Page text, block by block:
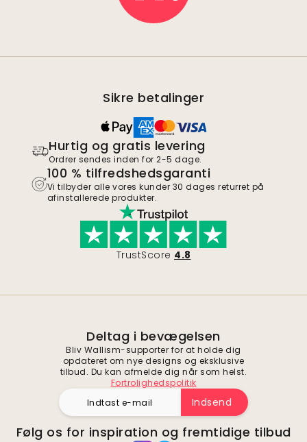
Sikre betalinger
Hurtig og gratis levering
Ordrer sendes inden for 2-5 dage.
100 % tilfredshedsgaranti
Vi tilbyder alle vores kunder 30 dages returret på
afinstallerede produkter.
TrustScore 4.8
Deltag i bevægelsen
Bliv Wallism-supporter for at holde dig
opdateret om nye designs og eksklusive
tilbud. Du kan afmelde dig når som helst.
Fortrolighedspolitik
Indsend
Følg os for inspiration og fremtidige tilbud